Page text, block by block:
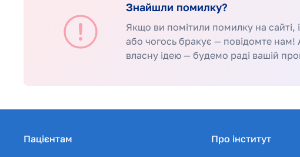
Знайшли помилку?
Якщо ви помітили помилку на сайті,
або чогось бракує — повідомте
власну ідею — будемо раді вашій
Пацієнтам Про інститут